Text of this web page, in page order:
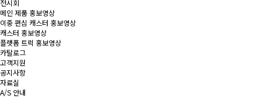
전시회
메인 제품 홍보영상
이중 편심 캐스터 홍보영상
캐스터 홍보영상
플랫폼 트럭 홍보영상
카탈로그
고객지원
공지사항
자료실
A/S 안내